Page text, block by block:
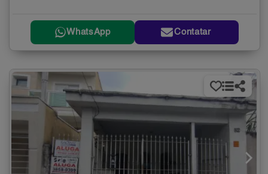
WhatsApp Contatar